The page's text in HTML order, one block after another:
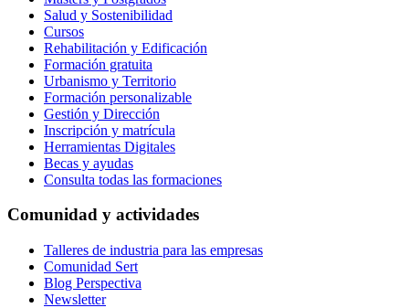
Salud y Sostenibilidad
Cursos
Rehabilitación y Edificación
Formación gratuita
Urbanismo y Territorio
Formación personalizable
Gestión y Dirección
Inscripción y matrícula
Herramientas Digitales
Becas y ayudas
Consulta todas las formaciones
Comunidad y actividades
Talleres de industria para las empresas
Comunidad Sert
Blog Perspectiva
Newsletter